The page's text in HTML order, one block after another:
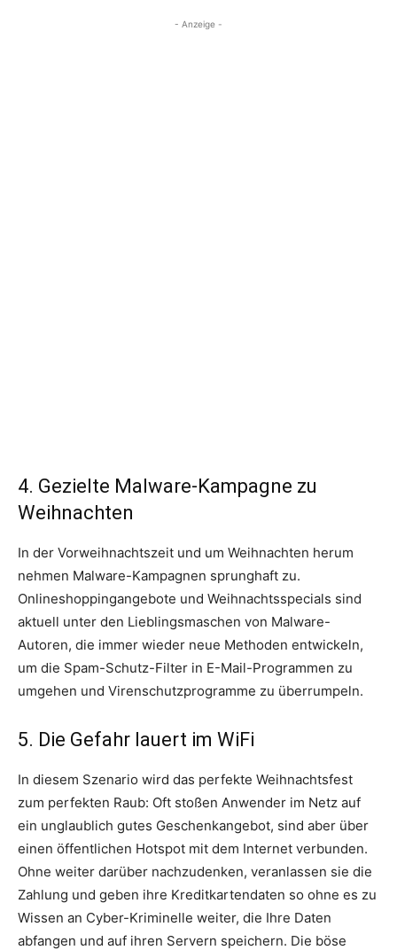
- Anzeige -
4. Gezielte Malware-Kampagne zu
Weihnachten
In der Vorweihnachtszeit und um Weihnachten herum
nehmen Malware-Kampagnen sprunghaft zu.
Onlineshoppingangebote und Weihnachtsspecials sind
aktuell unter den Lieblingsmaschen von Malware-
Autoren, die immer wieder neue Methoden entwickeln,
um die Spam-Schutz-Filter in E-Mail-Programmen zu
umgehen und Virenschutzprogramme zu überrumpeln.
5. Die Gefahr lauert im WiFi
In diesem Szenario wird das perfekte Weihnachtsfest
zum perfekten Raub: Oft stoßen Anwender im Netz auf
ein unglaublich gutes Geschenkangebot, sind aber über
einen öffentlichen Hotspot mit dem Internet verbunden.
Ohne weiter darüber nachzudenken, veranlassen sie die
Zahlung und geben ihre Kreditkartendaten so ohne es zu
Wissen an Cyber-Kriminelle weiter, die Ihre Daten
abfangen und auf ihren Servern speichern. Die böse